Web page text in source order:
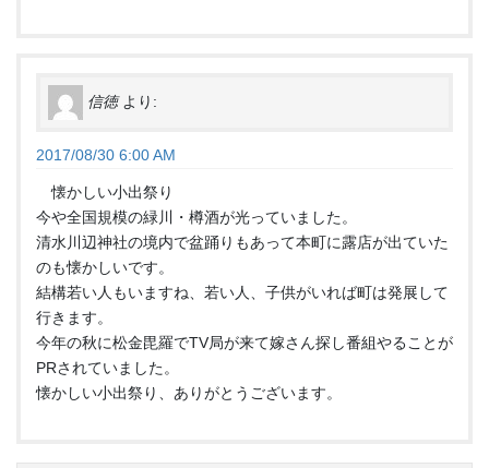
信徳 より:
2017/08/30 6:00 AM
懐かしい小出祭り
今や全国規模の緑川・樽酒が光っていました。
清水川辺神社の境内で盆踊りもあって本町に露店が出ていた
のも懐かしいです。
結構若い人もいますね、若い人、子供がいれば町は発展して
行きます。
今年の秋に松金毘羅でTV局が来て嫁さん探し番組やることが
PRされていました。
懐かしい小出祭り、ありがとうございます。